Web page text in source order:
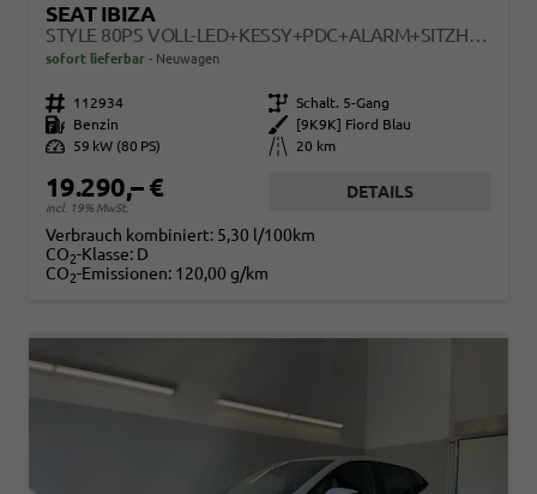
SEAT IBIZA
STYLE 80PS VOLL-LED+KESSY+PDC+ALARM+SITZHEIZUNG+KAMERA+APP-CONNECT
sofort lieferbar Neuwagen
Fahrzeugnr. 112934 Getriebe Schalt. 5-Gang
Kraftstoff
Benzin Außenfarbe
[9K9K] Fiord Blau
Leistung
59 kW (80 PS) Kilometerstand 20 km
19.290,– €
incl. 19% MwSt.
DETAILS
Verbrauch kombiniert: 5,30 l/100km
CO2-Klasse: D
CO2-Emissionen: 120,00 g/km